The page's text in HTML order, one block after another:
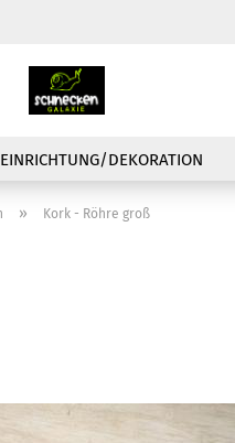
EINRICHTUNG/DEKORATION
» Kork - Röhre groß